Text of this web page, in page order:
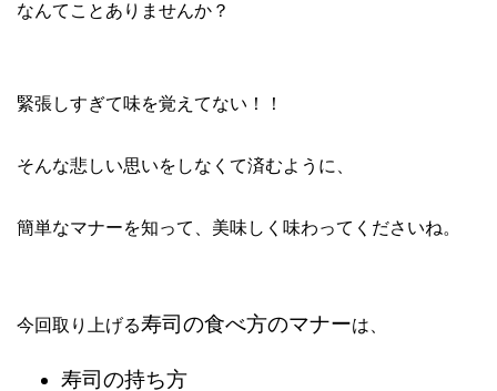
なんてことありませんか？
緊張しすぎて味を覚えてない！！
そんな悲しい思いをしなくて済むように、
簡単なマナーを知って、美味しく味わってくださいね。
今回取り上げる寿司の食べ方のマナーは、
寿司の持ち方